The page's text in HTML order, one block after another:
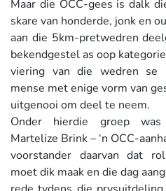
Maar die OCC-gees is dalk
skare van honderde, jonk en
aan die 5km-pretwedren
bekendgestel as oop
viering van die wedren se
mense met enige vorm van
uitgenooi om deel te neem.
Onder hierdie groep was
Martelize Brink – ‘n OCC-
voorstander daarvan dat
moet dik maak en die dag